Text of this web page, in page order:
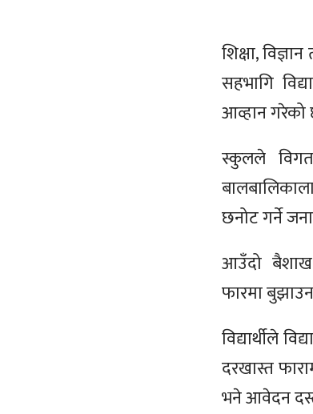
शिक्षा,
सहभागि
आव्हानगरेको
स्कुलले
छनोट गर्ने
आउँदो बैशाख
फारमा
विद्यार्थीले
दरखास्त
भने आवेदन